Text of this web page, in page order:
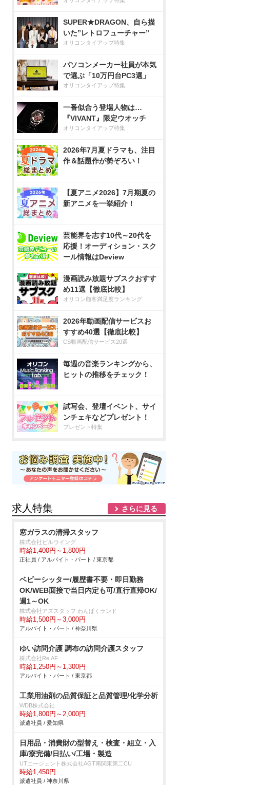
SUPER★DRAGON、自ら描
いた”レトロフューチャー”
オリコンタイアップ特集
パソコンメーカー社員が本気
で選ぶ「10万円台PC3選」
オリコンタイアップ特集
一番似合う登場人物は…
『VIVANT』限定ウオッチ
オリコンタイアップ特集
2026年7月夏ドラマも、注目
作＆話題作が勢ぞろい！
【夏アニメ2026】7月期夏の
新アニメを一挙紹介！
芸能界を志す10代～20代を
応援！オーディション・スク
ール情報はDeview
漫画読み放題サブスクおすす
め11選【徹底比較】
オリコン顧客満足度ランキング
2026年動画配信サービスお
すすめ40選【徹底比較】
CS動画配信サービス20選
毎週の音楽ランキングから、
ヒットの推移をチェック！
試写会、登壇イベント、サイ
ンチェキなどプレゼント！
プレゼント特集
求人特集 さらに見る
窓ガラスの清掃スタッフ
株式会社ビルウイング
時給1,400円～1,800円
正社員 / アルバイト・パート / 東京都
ベビーシッター/履歴書不要・即日勤務
OK/WEB面接で当日内定も可/直行直帰OK/
週1～OK
株式会社アズスタッフ わんぱくランド
時給1,500円～3,000円
アルバイト・パート / 神奈川県
ゆい訪問介護 調布の訪問介護スタッフ
株式会社Re.AF
時給1,250円～1,300円
アルバイト・パート / 東京都
工業用油剤の品質保証と品質管理/化学分析
WDB株式会社
時給1,800円～2,000円
派遣社員 / 愛知県
日用品・消費財の型替え・検査・組立・入
庫/寮完備/日払い/工場・製造
UTエージェント株式会社AGT南関東第二CU
時給1,450円
派遣社員 / 神奈川県